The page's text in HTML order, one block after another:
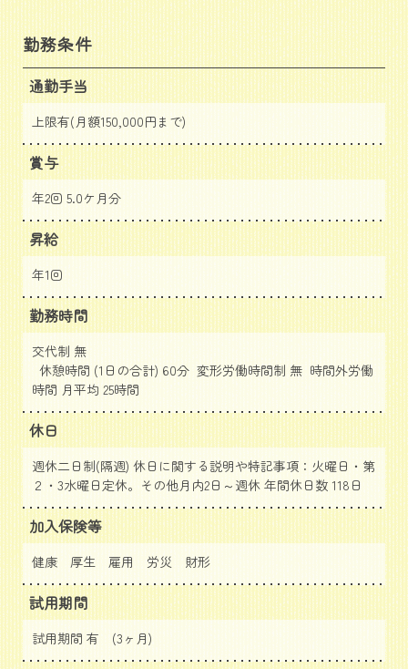
勤務条件
通勤手当
上限有(月額150,000円まで)
賞与
年2回 5.0ケ月分
昇給
年1回
勤務時間
交代制 無
休憩時間 (1日の合計) 60分 変形労働時間制 無 時間外労働
時間 月平均 25時間
休日
週休二日制(隔週) 休日に関する説明や特記事項：火曜日・第
２・3水曜日定休。その他月内2日～週休 年間休日数 118日
加入保険等
健康 厚生 雇用 労災 財形
試用期間
試用期間 有 (3ヶ月)